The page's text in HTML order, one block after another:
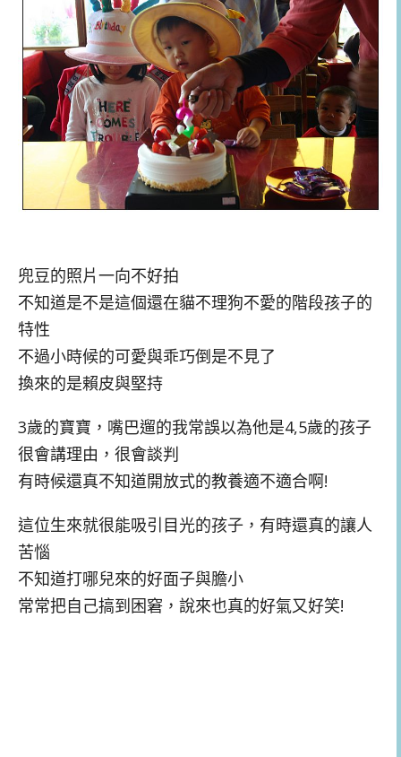
兜豆的照片一向不好拍
不知道是不是這個還在貓不理狗不愛的階段孩子的
特性
不過小時候的可愛與乖巧倒是不見了
換來的是賴皮與堅持
3歲的寶寶，嘴巴遛的我常誤以為他是4,5歲的孩子
很會講理由，很會談判
有時候還真不知道開放式的教養適不適合啊!
這位生來就很能吸引目光的孩子，有時還真的讓人
苦惱
不知道打哪兒來的好面子與膽小
常常把自己搞到困窘，說來也真的好氣又好笑!